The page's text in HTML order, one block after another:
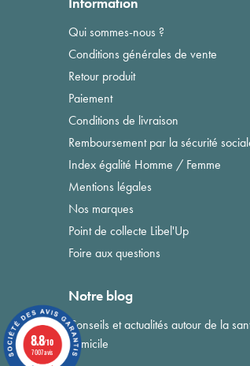
Qui sommes-nous ?
Conditions générales de vente
Retour produit
Paiement
Conditions de livraison
Remboursement par la sécurité
Index égalité Homme / Femme
Mentions légales
Nos marques
Point de collecte Libel'Up
Foire aux questions
Notre blog
Conseils et actualités autour de la
domicile
8.8/10
7007 avis